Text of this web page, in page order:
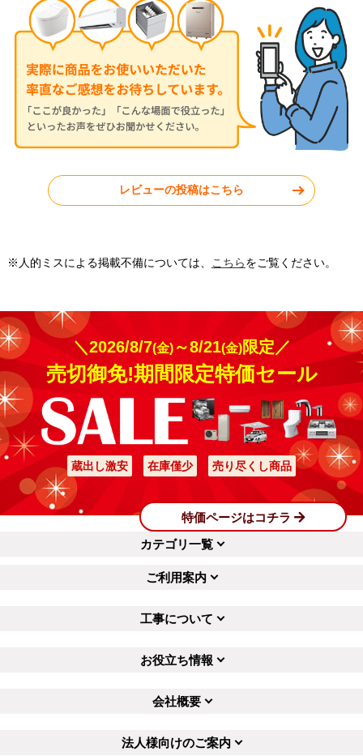
パナソニック ルームエアコン
CS-225DFL-W
東京都武蔵野市
パナソニック ルームエアコン
CS-284DFL-W
東京都練馬区
工事実績をもっと見る
レビューの投稿はこちら
※人的ミスによる掲載不備については、 こちらをご覧ください。
＼2026/8/7(金)～8/21(金)限定／
売切御免!期間限定特価セール
蔵出し激安 在庫僅少 売り尽くし商品
特価ページはコチラ
カテゴリ一覧
ご利用案内
工事について
お役立ち情報
会社概要
法人様向けのご案内